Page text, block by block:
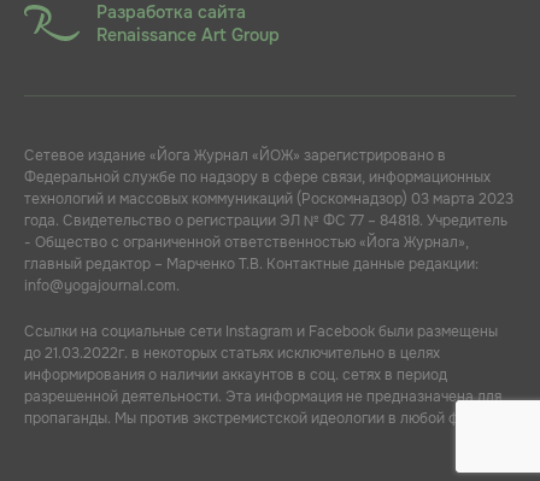
Разработка сайта
Renaissance Art Group
Сетевое издание «Йога Журнал «ЙОЖ» зарегистрировано в
Федеральной службе по надзору в сфере связи, информационных
технологий и массовых коммуникаций (Роскомнадзор) 03 марта 2023
года. Свидетельство о регистрации ЭЛ № ФС 77 – 84818. Учредитель
- Общество с ограниченной ответственностью «Йога Журнал»,
главный редактор – Марченко Т.В. Контактные данные редакции:
info@yogajournal.com.
Ссылки на социальные сети Instagram и Facebook были размещены
до 21.03.2022г. в некоторых статьях исключительно в целях
информирования о наличии аккаунтов в соц. сетях в период
разрешенной деятельности. Эта информация не предназначена для
пропаганды. Мы против экстремистской идеологии в любой форме.